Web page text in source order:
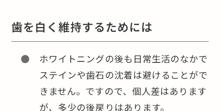
歯を白く維持するためには
ホワイトニングの後も日常生活のなかで
ステインや歯石の沈着は避けることがで
きません。ですので、個人差はあります
が、多少の後戻りはあります。